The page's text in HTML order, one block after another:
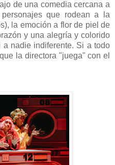
de una comedia cercana a
que rodean a la
la emoción a flor de piel de
y una alegría y colorido
nadie indiferente. Si a todo
la directora "juega" con el